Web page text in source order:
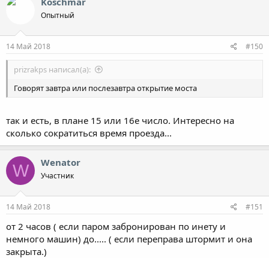
Опытный
14 Май 2018 #150
prizrakps написал(а):
Говорят завтра или послезавтра открытие моста
так и есть, в плане 15 или 16е число. Интересно на
сколько сократиться время проезда...
W Wenator
Участник
14 Май 2018 #151
от 2 часов ( если паром забронирован по инету и
немного машин) до..... ( если переправа штормит и она
закрыта.)